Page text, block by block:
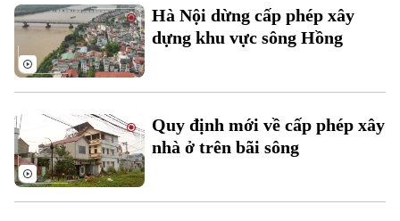
Thời sự
Hà Nội
Chính trị
Xã hội
An ninh trật tự
Hà Nội
Người Hà Nội
Khoảnh khắc Hà Nội
Thế giới
Tin tức
Quân sự
Kinh tế
Hà Nội dừng cấp phép xây
dựng khu vực sông Hồng
Quy định mới về cấp phép xây
nhà ở trên bãi sông